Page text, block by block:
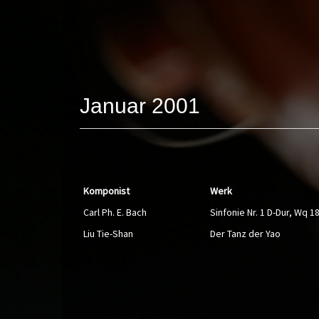
Januar 2001
Komponist
Werk
Carl Ph. E. Bach
Sinfonie Nr. 1 D-Dur, Wq
Liu Tie-Shan
Der Tanz der Yao